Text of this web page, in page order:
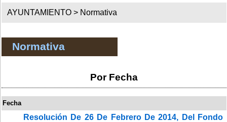
AYUNTAMIENTO > Normativa
Normativa
Por Fecha
Fecha
Resolución De 26 De Febrero De 2014, Del Fondo